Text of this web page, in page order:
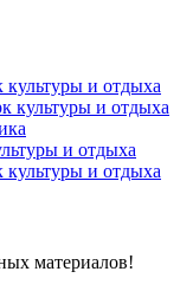
и отдыха
культуры и отдыха
и отдыха
и отдыха
материалов!